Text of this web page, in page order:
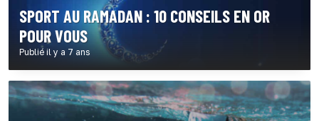
SPORT AU RAMADAN : 10 CONSEILS EN OR
POUR VOUS
Publié il y a 7 ans